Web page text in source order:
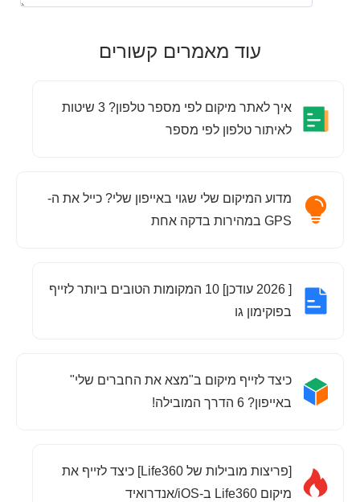
עוד מאמרים קשורים
איך לאתר מיקום לפי מספר טלפון? 3 שיטות
לאיתור טלפון לפי מספר
מדוע המיקום שלי שגוי באייפון שלי? כייל את ה-
GPS במהירות בדקה אחת
[ 2026 עודכן] 10 המקומות הטובים ביותר לזייף
בפוקימון גו
כיצד לזייף מיקום ב"מצא את החברים שלי"
באייפון? 6 הדרך המובילה!
[פריצות מובילות של Life360] כיצד לזייף את
מיקום Life360 ב-iOS/אנדרואיד